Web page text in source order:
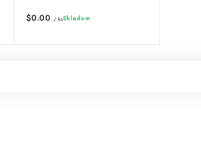
$0.00 / ksSkladom